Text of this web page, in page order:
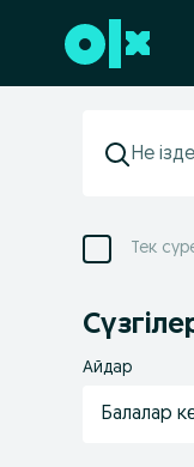
Төменгі
Тек
Айдар
Балалар